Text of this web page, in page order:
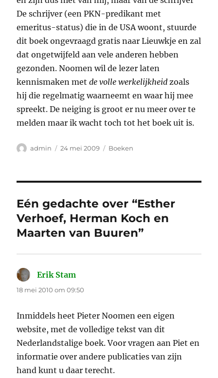
De schrijver (een PKN-predikant met
emeritus-status) die in de USA woont, stuurde
dit boek ongevraagd gratis naar Lieuwkje en zal
dat ongetwijfeld aan vele anderen hebben
gezonden. Noomen wil de lezer laten
kennismaken metde volle werkelijkheid zoals
hij die regelmatig waarneemt en waar hij mee
spreekt. De neiging is groot er nu meer over te
melden maar ik wacht toch tot het boek uit is.
Auteur
admin
Geplaatst
24 mei 2009 Categorieën
Boeken
Eén gedachte over “Esther
Verhoef, Herman Koch en
Maarten van Buuren”
Erik Stam
18 mei 2010 om 09:50
Inmiddels heet Pieter Noomen een eigen
website, met de volledige tekst van dit
Nederlandstalige boek. Voor vragen aan Piet en
informatie over andere publicaties van zijn
hand kunt u daar terecht.